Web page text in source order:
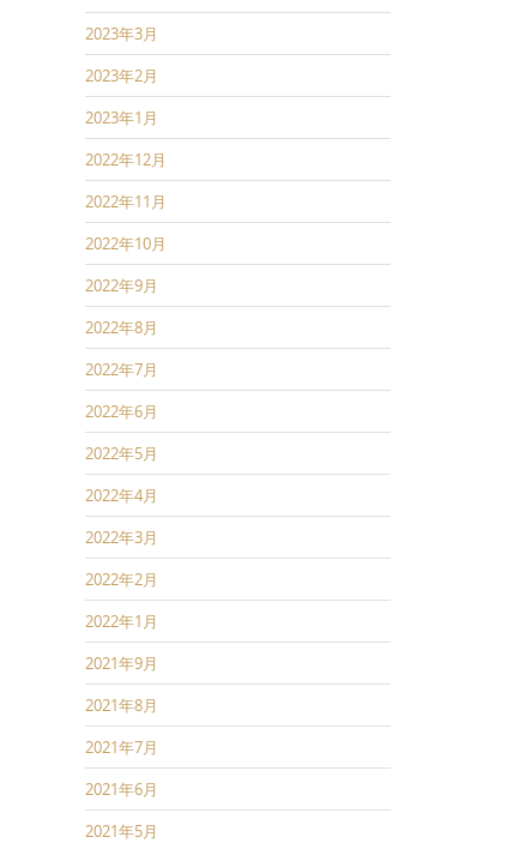
2023年3月
2023年2月
2023年1月
2022年12月
2022年11月
2022年10月
2022年9月
2022年8月
2022年7月
2022年6月
2022年5月
2022年4月
2022年3月
2022年2月
2022年1月
2021年9月
2021年8月
2021年7月
2021年6月
2021年5月